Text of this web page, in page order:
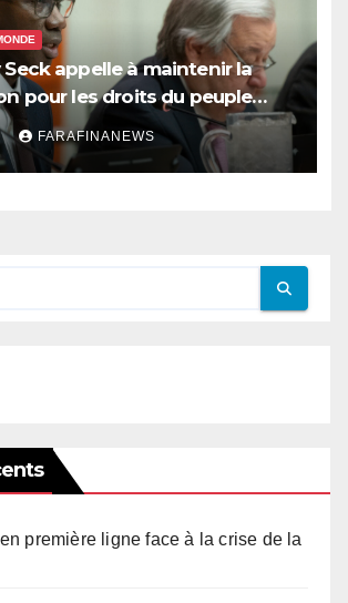
Seck appelle à maintenir la
pour les droits du peuple
FARAFINANEWS
première ligne face à la crise de la